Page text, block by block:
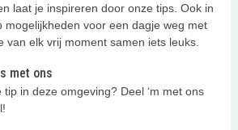
laat je inspireren door onze tips. Ook in
mogelijkheden voor een dagje weg met
van elk vrij moment samen iets leuks.
met ons
in deze omgeving? Deel ‘m met ons